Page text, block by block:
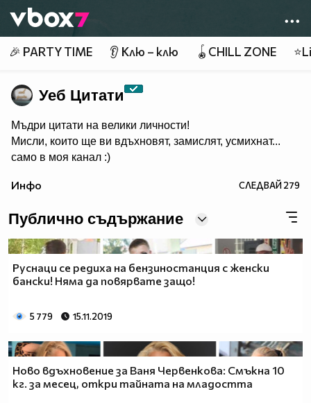
👾
🎉 PARTY TIME 👂 Клю – клю 🪀CHILL ZONE
Уеб Цитати
Мъдри цитати на велики личности!
Мисли, които ще ви вдъхновят, замислят, усмихнат...
само в моя канал :)
Инфо СЛЕДВАЙ279
Публично съдържание
Руснаци се редиха на бензиностанция с женски
бански! Няма да повярвате защо!
5 779 15.11.2019
Ново вдъхновение за Ваня Червенкова: Смъкна 10
кг. за месец, откри тайната на младостта